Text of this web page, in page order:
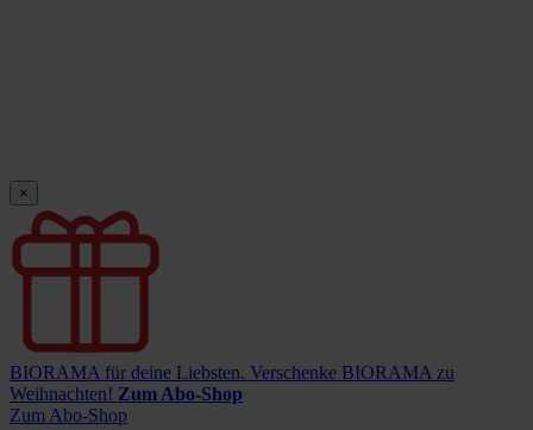
×
BIORAMA für deine Liebsten. Verschenke BIORAMA zu
Weihnachten! Zum Abo-Shop
Zum Abo-Shop